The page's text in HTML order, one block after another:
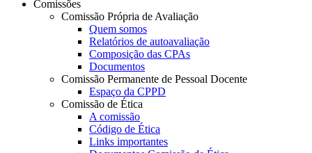
Comissões
Comissão Própria de Avaliação
Quem somos
Relatórios de autoavaliação
Composição das CPAs
Documentos
Comissão Permanente de Pessoal Docente
Espaço da CPPD
Comissão de Ética
A comissão
Código de Ética
Links importantes